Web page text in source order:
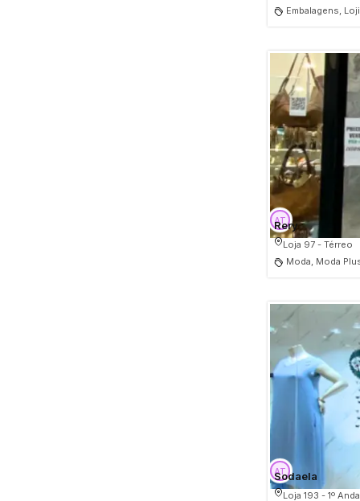
Embalagens,
Rery
Loja 97 - Térreo
Moda, Moda
Sodaela
Loja 193 - 1º